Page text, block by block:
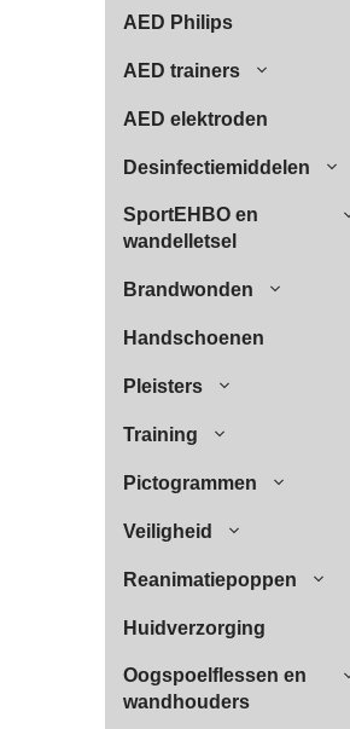
AED Philips
AED trainers
AED elektroden
Desinfectiemiddelen
SportEHBO en
wandelletsel
Brandwonden
Handschoenen
Pleisters
Training
Pictogrammen
Veiligheid
Reanimatiepoppen
Huidverzorging
Oogspoelflessen en
wandhouders